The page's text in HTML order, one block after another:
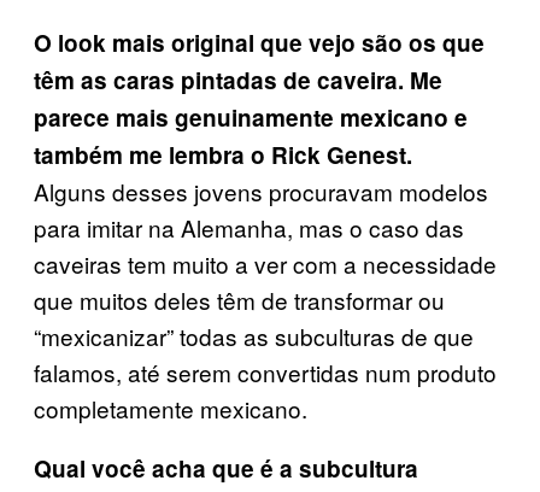
O look mais original que vejo são os que
têm as caras pintadas de caveira. Me
parece mais genuinamente mexicano e
também me lembra o Rick Genest.
Alguns desses jovens procuravam modelos
para imitar na Alemanha, mas o caso das
caveiras tem muito a ver com a necessidade
que muitos deles têm de transformar ou
“mexicanizar” todas as subculturas de que
falamos, até serem convertidas num produto
completamente mexicano.
Qual você acha que é a subcultura